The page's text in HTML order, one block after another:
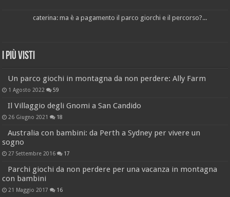
caterina: ma è a pagamento il parco giorchi e il percorso?...
I più visti
Un parco giochi in montagna da non perdere: Ally Farm
1 Agosto 2022 59
Il Villaggio degli Gnomi a San Candido
26 Giugno 2021 18
Australia con bambini: da Perth a Sydney per vivere un
sogno
27 Settembre 2016 17
Parchi giochi da non perdere per una vacanza in montagna
con bambini
21 Maggio 2017 16